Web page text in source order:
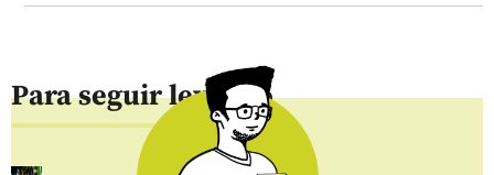
Para seguir leyendo